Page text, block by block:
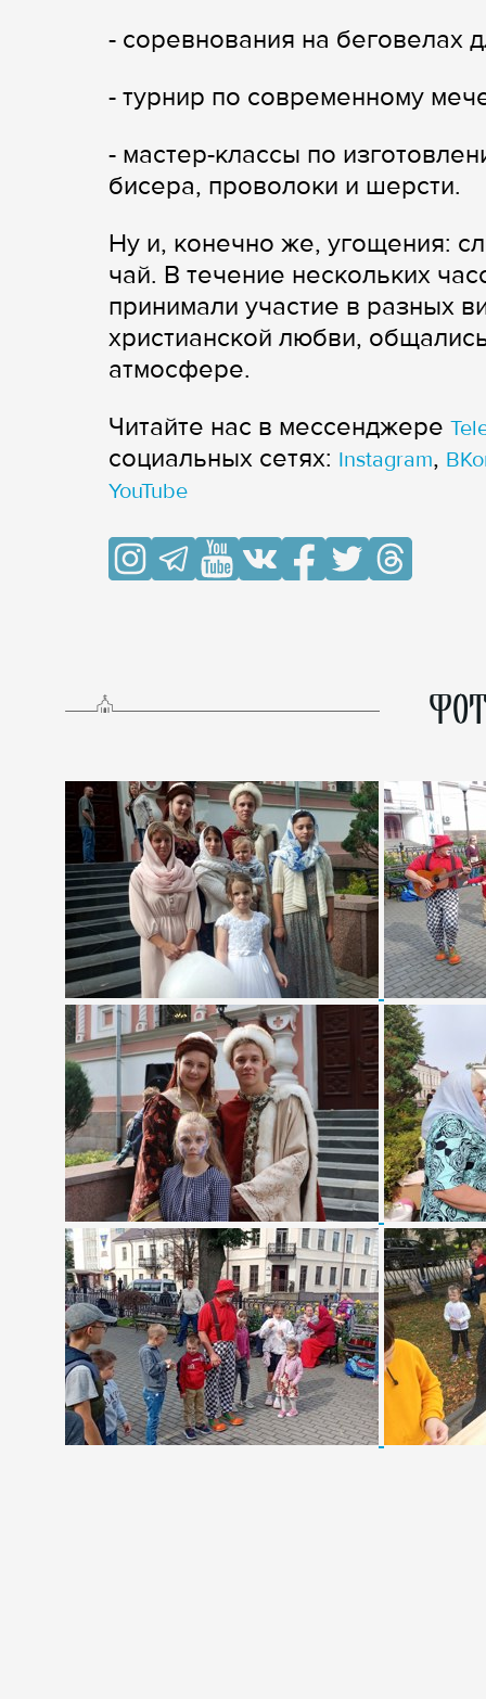
- соревнования на беговелах
- турнир по современному
- мастер-классы по
бисера, проволоки и шерсти.
Ну и, конечно же, угощения:
чай. В течение нескольких
принимали участие в разных
христианской любви,
атмосфере.
Читайте нас в мессенджере
cоциальных сетях: Instagram,
YouTube